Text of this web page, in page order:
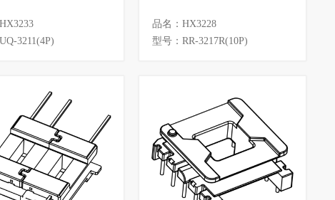
3211(4P)
品名：HX3228
型号：RR-3217R(10P)